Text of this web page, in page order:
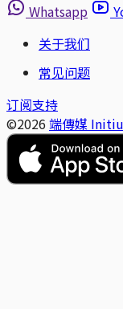
Whatsapp
关于我们
常见问题
订阅支持
©2026 端傳媒